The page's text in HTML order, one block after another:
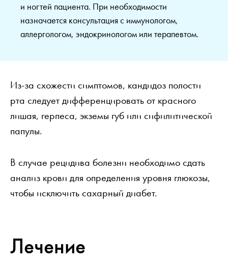
и ногтей пациента. При необходимости
назначается консультация с иммунологом,
аллергологом, эндокринологом или терапевтом.
Из-за схожести симптомов, кандидоз полости
рта следует дифференцировать от красного
лишая, герпеса, экземы губ или сифилитической
папулы.
В случае рецидива болезни необходимо сдать
анализ крови для определения уровня глюкозы,
чтобы исключить сахарный диабет.
Лечение